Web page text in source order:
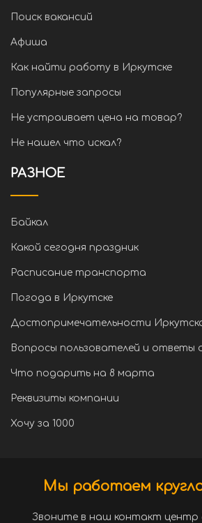
Поиск вакансий
Афиша
Как найти работу в Иркутске
Популярные запросы
Не устраивает цена на товар?
Не нашел что искал?
РАЗНОЕ
Байкал
Какой сегодня праздник
Расписание транспорта
Погода в Иркутске
Достопримечательности
Вопросы пользователей и ответы
Что подарить на 8 марта
Реквизиты компании
Хочу за 1000
Мы работаем
Звоните в наш контакт центр